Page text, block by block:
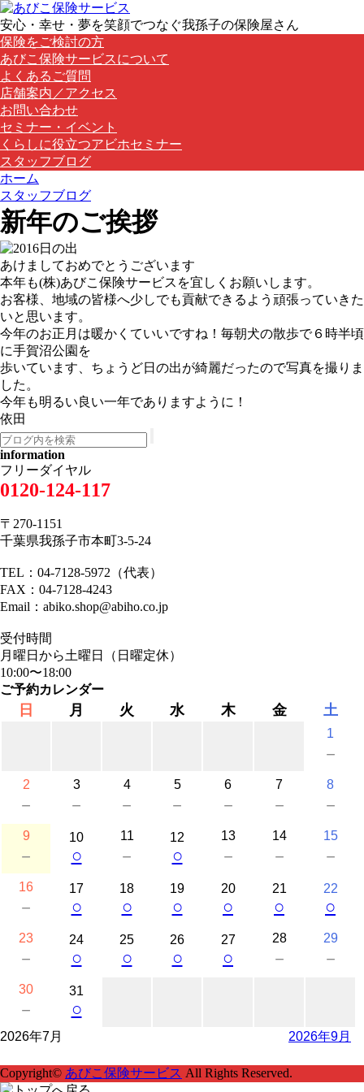
安心・幸せ・夢を笑顔でつなぐ我孫子の保険屋さん
保険をご検討の方
あびこ保険サービスについて
よくあるご質問
店舗案内／アクセス
お問い合わせ
セミナー・イベント
くらしに役立つアビホセミナー
スタッフブログ
ホーム
スタッフブログ
新年のご挨拶
あけましておめでとうございます
本年も(株)あびこ保険サービスを宜しくお願いします。
お客様、地域の皆様へ少しでも貢献できるよう頑張っていきた
いと思います。
今年のお正月は暖かくていいですね！毎朝犬の散歩で６時半頃
に手賀沼公園を
歩いています、ちょうど日の出が綺麗だったので写真を撮りま
した。
今年も明るい良い一年でありますように！
依田
information
フリーダイヤル
0120-124-117
〒270-1151
千葉県我孫子市本町3-5-24
TEL：04-7128-5972（代表）
FAX：04-7128-4243
Email：abiko.shop@abiho.co.jp
受付時間
月曜日から土曜日（日曜定休）
10:00〜18:00
ご予約カレンダー
日 月 火 水 木 金 土
1
－
2
－
3
－
4
－
5
－
6
－
7
－
8
－
9
－
10
○
11
－
12
○
13
－
14
－
15
－
16
－
17
○
18
○
19
○
20
○
21
○
22
○
23
－
24
○
25
○
26
○
27
○
28
－
29
－
30
－
31
○
2026年7月 2026年9月
Copyright© あびこ保険サービス All Rights Reserved.